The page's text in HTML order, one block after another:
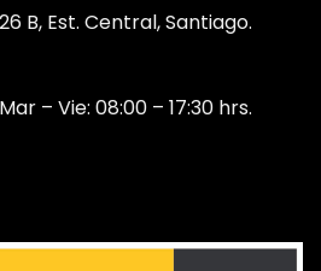
B, Est. Central, Santiago.
– Vie: 08:00 – 17:30 hrs.